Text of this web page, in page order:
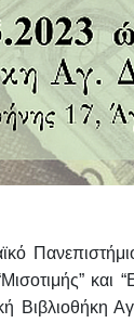
και
Βιβλιοθήκη